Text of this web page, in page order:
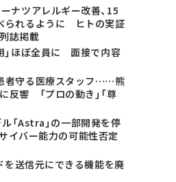
ーナツアレルギー改善、15
られるように ヒトの実証
誌掲載
」ほぼ全員に 面接で内容
者守る医療スタッフ……熊
反響 「プロの動き」「尊
「Astra」の一部開発を停
イバー能力の可能性否定
を送信元にできる機能を廃